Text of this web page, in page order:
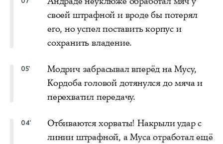
своей штрафной и вроде бы потерял
его, но успел поставить корпус и
сохранить владение.
05'
Модрич забрасывал вперёд на Мусу,
Кордоба головой дотянулся до мяча и
перехватил передачу.
04'
Отбиваются хорваты! Накрыли удар с
линии штрафной, а Муса отработал ещё